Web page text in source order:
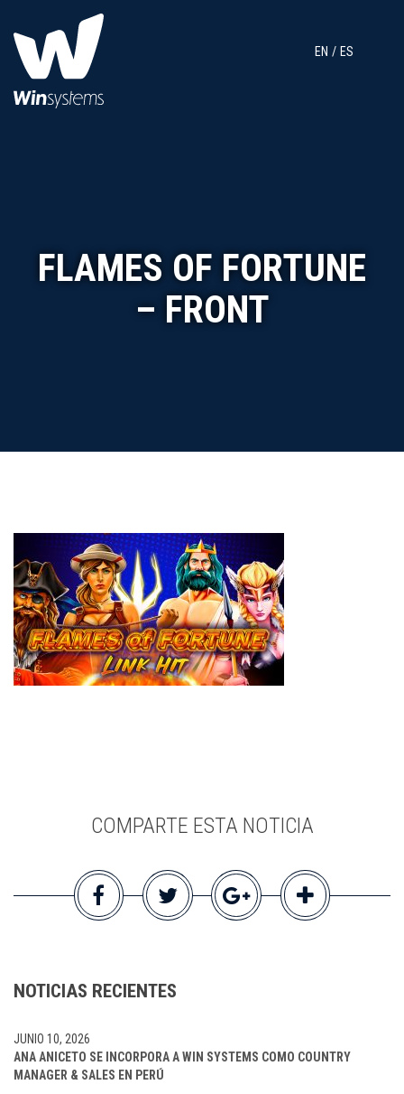
EN ES
FLAMES OF FORTUNE
– FRONT
COMPARTE ESTA NOTICIA
NOTICIAS RECIENTES
ANA ANICETO SE INCORPORA A WIN SYSTEMS COMO COUNTRY
MANAGER & SALES EN PERÚ
JUNIO 10, 2026